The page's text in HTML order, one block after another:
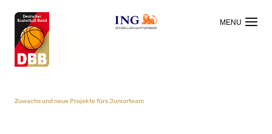
OFFIZIELLER HAUPTSPONSOR
Zuwachs und neue Projekte fürs Juniorteam